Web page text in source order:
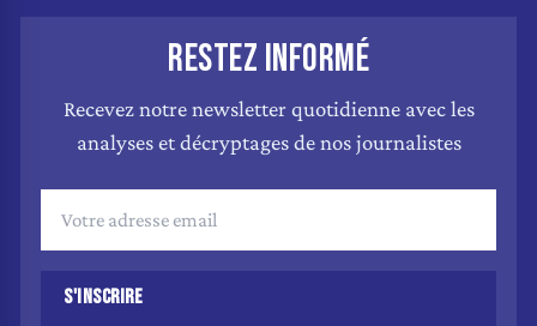
RESTEZ INFORMÉ
Recevez notre newsletter quotidienne avec les
analyses et décryptages de nos journalistes
S'INSCRIRE